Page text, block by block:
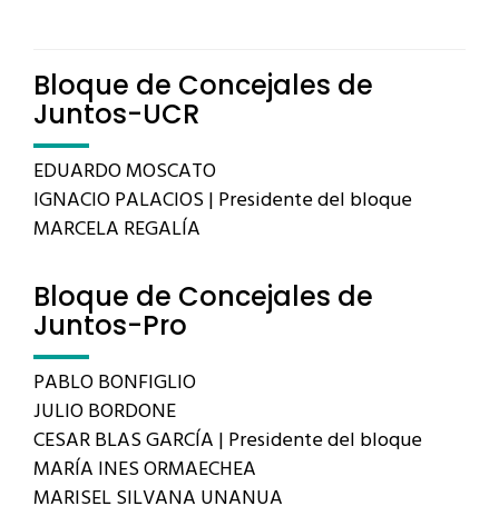
Bloque de Concejales de
Juntos-UCR
EDUARDO MOSCATO
IGNACIO PALACIOS | Presidente del bloque
MARCELA REGALÍA
Bloque de Concejales de
Juntos-Pro
PABLO BONFIGLIO
JULIO BORDONE
CESAR BLAS GARCÍA | Presidente del bloque
MARÍA INES ORMAECHEA
MARISEL SILVANA UNANUA